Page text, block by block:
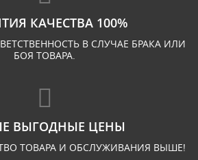
КАЧЕСТВА 100%
В СЛУЧАЕ БРАКА ИЛИ
БОЯ ТОВАРА.
ВЫГОДНЫЕ ЦЕНЫ
ТОВАРА И ОБСЛУЖИВАНИЯ ВЫШЕ!